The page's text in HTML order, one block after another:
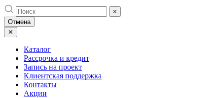
Skip
to
content
×
Отмена
✕
Каталог
Рассрочка и кредит
Запись на проект
Клиентская поддержка
Контакты
Акции